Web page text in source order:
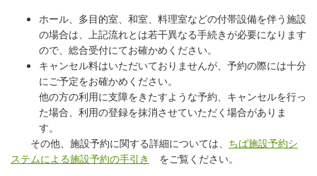
ホール、多目的室、和室、料理室などの付帯設備を伴う施設
の場合は、上記流れとは若干異なる手続きが必要になります
ので、総合受付にてお確かめください。
キャンセル料はいただいておりませんが、予約の際には十分
にご予定をお確かめください。
他の方の利用に支障をきたすような予約、キャンセルを行っ
た場合、利用の登録を抹消させていただく場合がありま
す。
その他、施設予約に関する詳細については、 ちば施設予約シ
ステムによる施設予約の手引き
をご覧ください。